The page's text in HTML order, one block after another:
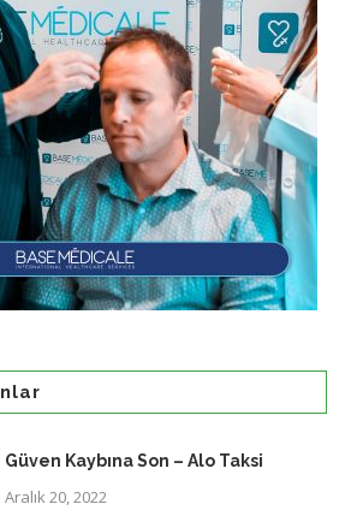
Güven Kaybına Son – Alo Taksi
Aralık 20, 2022